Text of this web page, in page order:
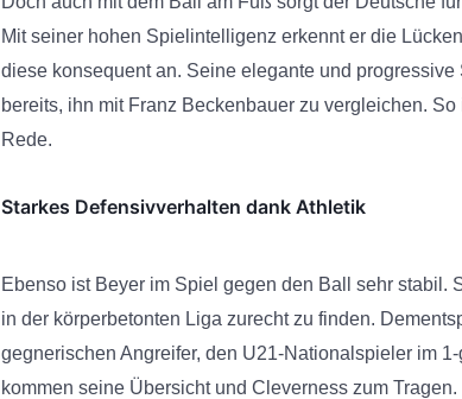
Mit seiner hohen Spielintelligenz erkennt er die
diese konsequent an. Seine elegante und
bereits, ihn mit Franz Beckenbauer zu vergleichen.
Rede.
Starkes Defensivverhalten dank Athletik
Ebenso ist Beyer im Spiel gegen den Ball sehr stabil.
in der körperbetonten Liga zurecht zu finden.
gegnerischen Angreifer, den U21-Nationalspieler im
kommen seine Übersicht und Cleverness zum